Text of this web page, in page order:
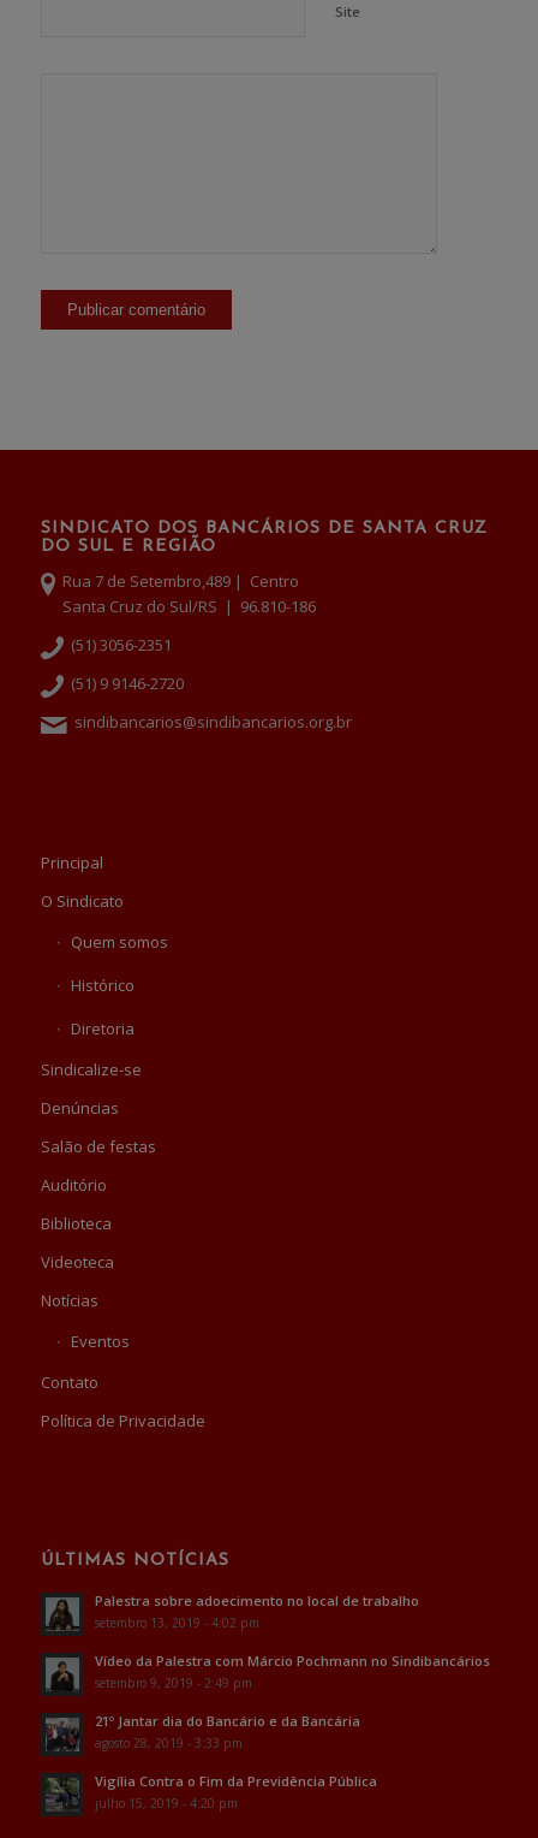
Site
SINDICATO DOS BANCÁRIOS DE SANTA CRUZ
DO SUL E REGIÃO
Rua 7 de Setembro,489 | Centro
Santa Cruz do Sul/RS | 96.810-186
(51) 3056-2351
(51) 9 9146-2720
sindibancarios@sindibancarios.org.br
Principal
O Sindicato
Quem somos
Histórico
Diretoria
Sindicalize-se
Denúncias
Salão de festas
Auditório
Biblioteca
Videoteca
Notícias
Eventos
Contato
Política de Privacidade
ÚLTIMAS NOTÍCIAS
Palestra sobre adoecimento no local de trabalho
setembro 13, 2019 - 4:02 pm
Vídeo da Palestra com Márcio Pochmann no Sindibancários
setembro 9, 2019 - 2:49 pm
21º Jantar dia do Bancário e da Bancária
agosto 28, 2019 - 3:33 pm
Vigília Contra o Fim da Previdência Pública
julho 15, 2019 - 4:20 pm